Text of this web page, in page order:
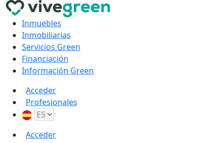
Inmuebles
Inmobiliarias
Servicios Green
Financiación
Información Green
Acceder
Profesionales
Acceder